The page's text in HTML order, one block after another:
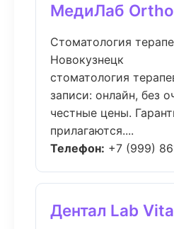
МедиЛаб
Стоматология
Новокузнецк
стоматология
записи: онлайн, без
честные цены.
прилагаются....
Телефон: +7 (999)
Дентал Lab